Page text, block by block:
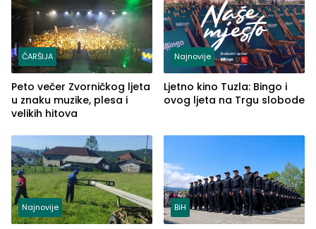
ČARŠIJA
Peto večer Zvorničkog ljeta
u znaku muzike, plesa i
velikih hitova
Najnovije
Ljetno kino Tuzla: Bingo i
ovog ljeta na Trgu slobode
Najnovije BiH